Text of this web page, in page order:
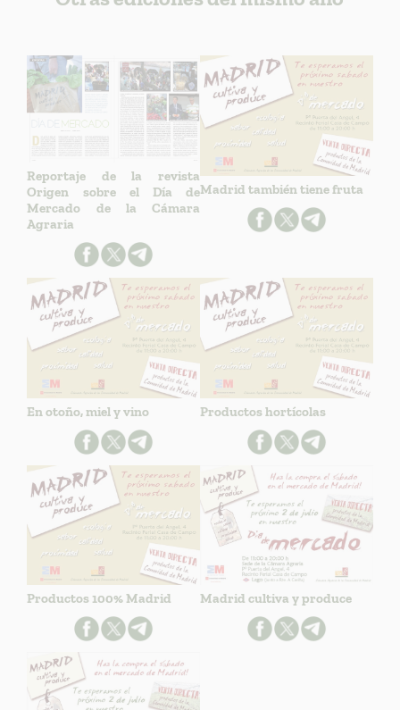
Reportaje de la revista
Origen sobre el Día de
Mercado de la Cámara
Agraria
Madrid también tiene fruta
En otoño, miel y vino Productos hortícolas
Productos 100% Madrid Madrid cultiva y produce